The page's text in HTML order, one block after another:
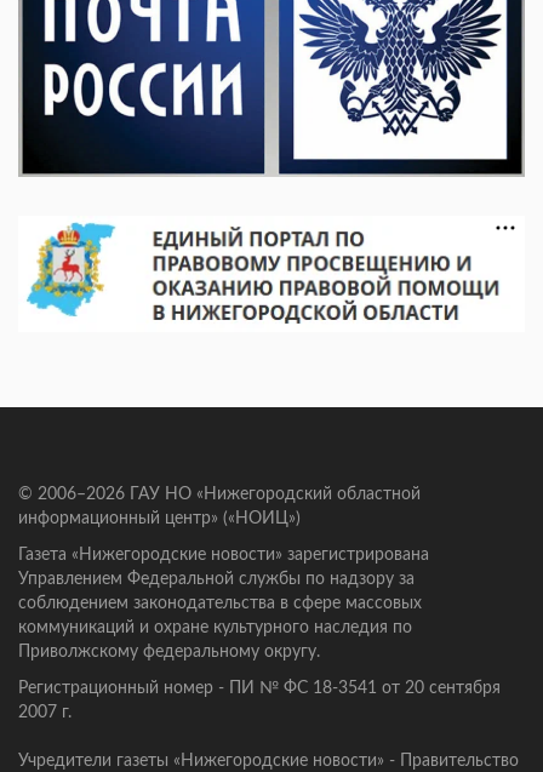
© 2006–2026 ГАУ НО «Нижегородский областной
информационный центр» («НОИЦ»)
Газета «Нижегородские новости» зарегистрирована
Управлением Федеральной службы по надзору за
соблюдением законодательства в сфере массовых
коммуникаций и охране культурного наследия по
Приволжскому федеральному округу.
Регистрационный номер - ПИ № ФС 18-3541 от 20 сентября
2007 г.
Учредители газеты «Нижегородские новости» - Правительство